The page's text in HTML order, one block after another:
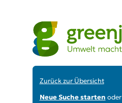
Zurück zur Übersicht
Neue Suche starten oder